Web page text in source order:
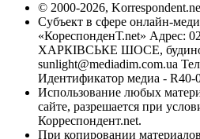
© 2000-2026,
Субъект в сфере онлайн-
«КореспонденТ.net» Адрес:
ХАРКІВСЬКЕ ШОСЕ,
sunlight@mediadim.com.ua
Идентификатор медиа - R40-
Использование любых
сайте, разрешается при
Корреспондент.net.
При копировании